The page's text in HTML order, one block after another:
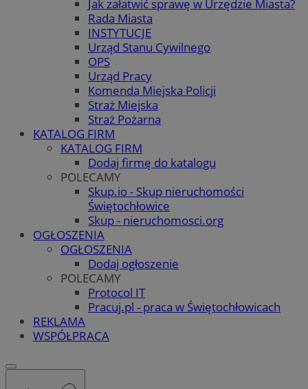
Jak załatwić sprawę w Urzędzie Miasta?
Rada Miasta
INSTYTUCJE
Urząd Stanu Cywilnego
OPS
Urząd Pracy
Komenda Miejska Policji
Straż Miejska
Straż Pożarna
KATALOG FIRM
KATALOG FIRM
Dodaj firmę do katalogu
POLECAMY
Skup.io - Skup nieruchomości
Świętochłowice
Skup - nieruchomosci.org
OGŁOSZENIA
OGŁOSZENIA
Dodaj ogłoszenie
POLECAMY
Protocol IT
Pracuj.pl - praca w Świętochłowicach
REKLAMA
WSPÓŁPRACA